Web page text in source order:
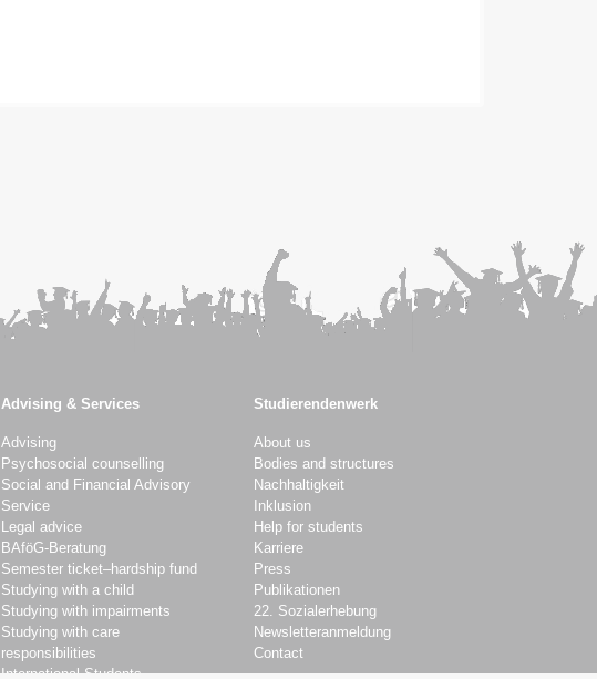
Advising & Services
Advising
Psychosocial counselling
Social and Financial Advisory
Service
Legal advice
BAföG-Beratung
Semester ticket–hardship fund
Studying with a child
Studying with impairments
Studying with care
responsibilities
International Students
Studierendenwerk
About us
Bodies and structures
Nachhaltigkeit
Inklusion
Help for students
Karriere
Press
Publikationen
22. Sozialerhebung
Newsletteranmeldung
Contact